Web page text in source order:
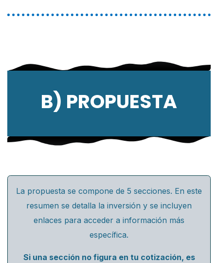
B) PROPUESTA
La propuesta se compone de 5 secciones. En este
resumen se detalla la inversión y se incluyen
enlaces para acceder a información más
específica.
Si una sección no figura en tu cotización, es